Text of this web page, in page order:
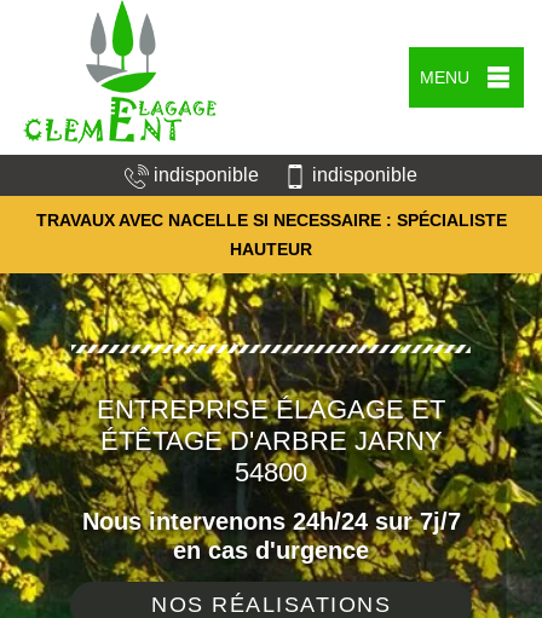
MENU
indisponible indisponible
TRAVAUX AVEC NACELLE SI NECESSAIRE : SPÉCIALISTE
HAUTEUR
ENTREPRISE ÉLAGAGE ET
ÉTÊTAGE D'ARBRE JARNY
54800
Nous intervenons 24h/24 sur 7j/7
en cas d'urgence
NOS RÉALISATIONS